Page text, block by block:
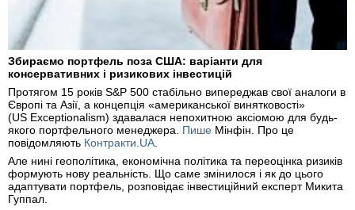
Збираємо портфель поза США: варіанти для
консервативних і ризикових інвестицій
Протягом 15 років S&P 500 стабільно випереджав свої аналоги в
Європі та Азії, а концепція «американської винятковості»
(US Exceptionalism) здавалася непохитною аксіомою для будь-
якого портфельного менеджера. Пише Мінфін. Про це
повідомляють Контракти.UA.
Але нині геополітика, економічна політика та переоцінка ризиків
формують нову реальність. Що саме змінилося і як до цього
адаптувати портфель, розповідає інвестиційний експерт Микита
Гуппал.